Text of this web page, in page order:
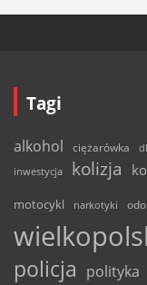
Tagi
alkohol ciężarówka
inwestycja
kolizja
motocykl narkotyki
policja polityka